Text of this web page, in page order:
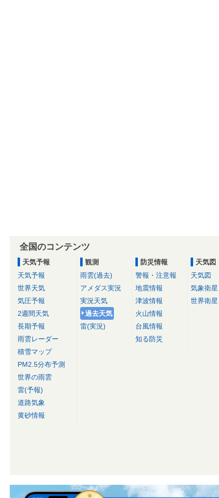
全国のコンテンツ
天気予報
天気予報
世界天気
気圧予報
2週間天気
長期予報
雨雲レーダー
積雪マップ
PM2.5分布予測
世界の雨雲
雷(予報)
道路気象
黄砂情報
観測
雨雲(過去)
アメダス実況
実況天気
過去天気
雷(実況)
防災情報
警報・注意報
地震情報
津波情報
火山情報
台風情報
知る防災
天気図
天気図
気象衛星
世界衛星